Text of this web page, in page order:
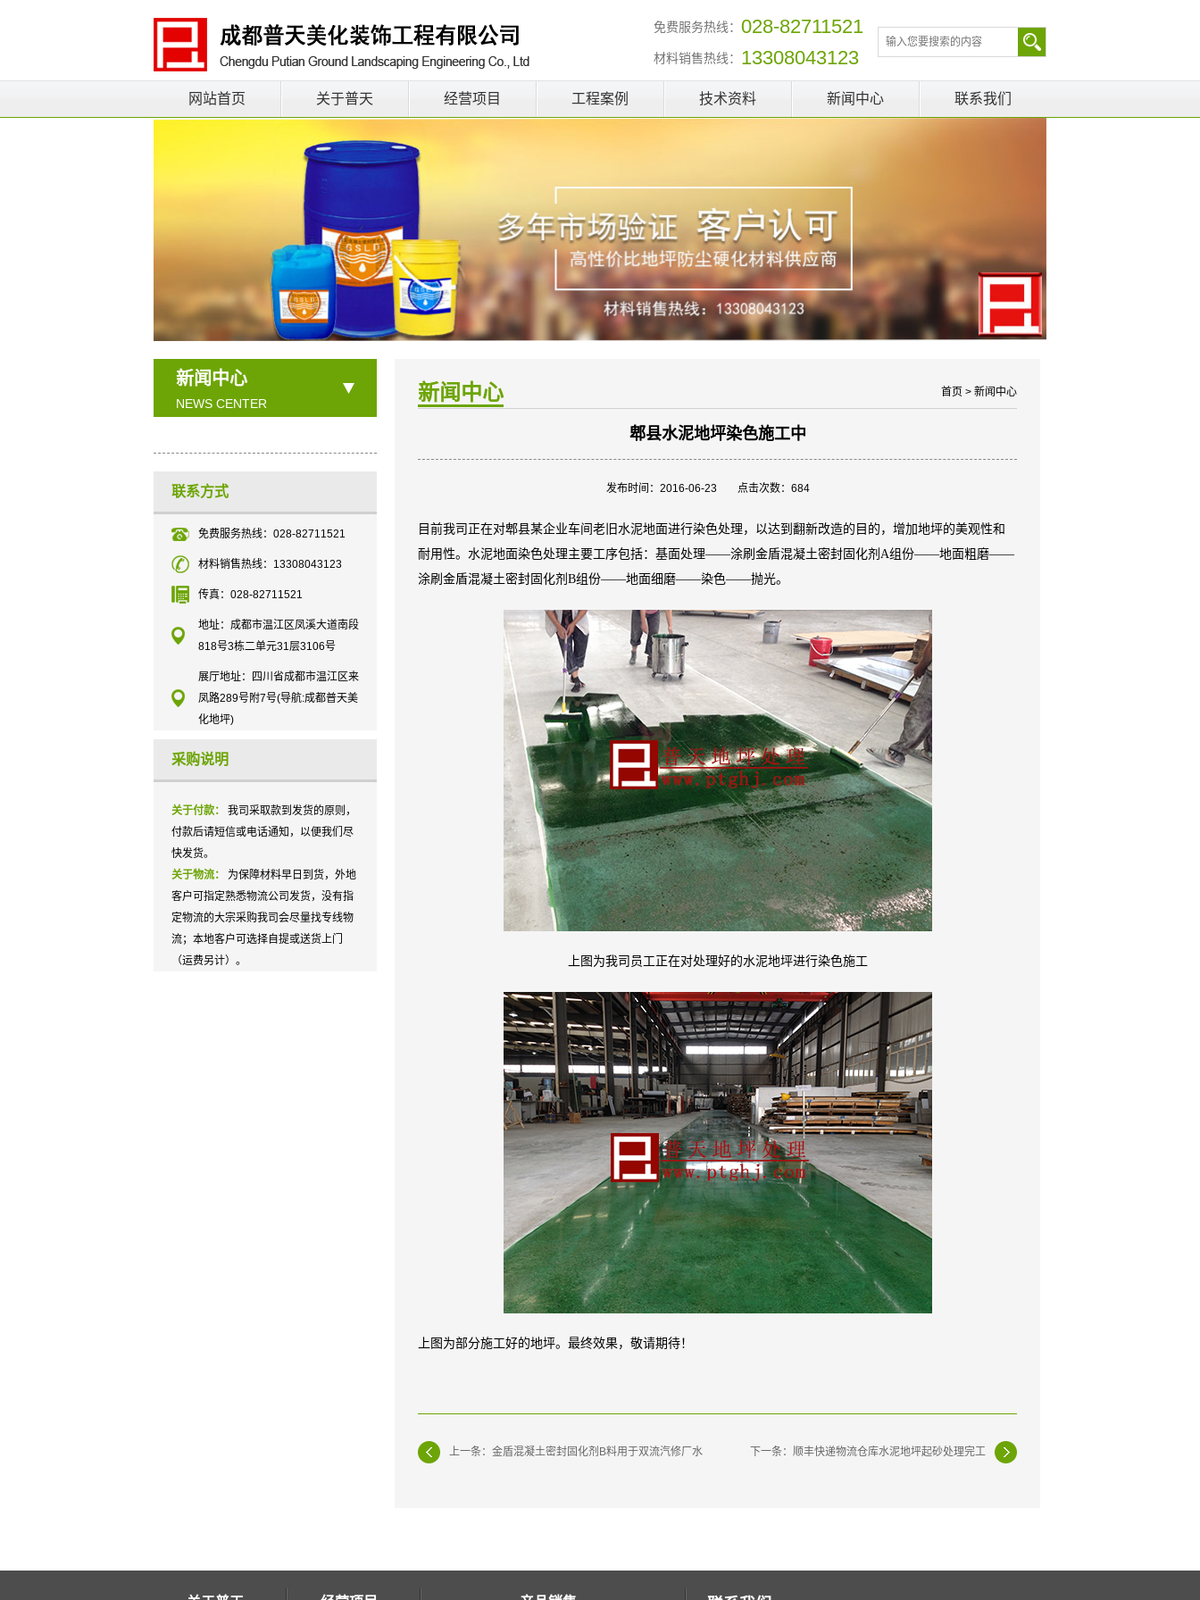
免费服务热线： 028-82711521
材料销售热线： 13308043123
网站首页 关于普天 经营项目 工程案例 技术资料 新闻中心 联系我们
新闻中心
NEWS CENTER
联系方式
免费服务热线：028-82711521
材料销售热线：13308043123
传真：028-82711521
地址：成都市温江区凤溪大道南段
818号3栋二单元31层3106号
展厅地址：四川省成都市温江区来
凤路289号附7号(导航:成都普天美
化地坪)
采购说明
关于付款：
我司采取款到发货的原则，
付款后请短信或电话通知，以便我们尽
快发货。
关于物流：
为保障材料早日到货，外地
客户可指定熟悉物流公司发货，没有指
定物流的大宗采购我司会尽量找专线物
流；本地客户可选择自提或送货上门
（运费另计）。
新闻中心 首页 > 新闻中心
郫县水泥地坪染色施工中
发布时间：2016-06-23 点击次数：684
目前我司正在对郫县某企业车间老旧水泥地面进行染色处理，以达到翻新改造的目的，增加地坪的美观性和
耐用性。水泥地面染色处理主要工序包括：基面处理——涂刷金盾混凝土密封固化剂A组份——地面粗磨——
涂刷金盾混凝土密封固化剂B组份——地面细磨——染色——抛光。
上图为我司员工正在对处理好的水泥地坪进行染色施工
上图为部分施工好的地坪。最终效果，敬请期待！
上一条：金盾混凝土密封固化剂B料用于双流汽修厂水 下一条：顺丰快递物流仓库水泥地坪起砂处理完工